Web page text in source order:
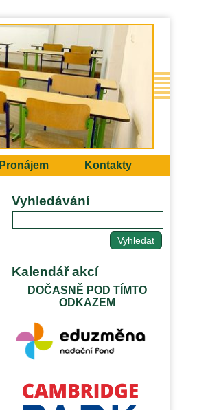
Pronájem Kontakty
Vyhledávání
Kalendář akcí
DOČASNĚ POD TÍMTO
ODKAZEM